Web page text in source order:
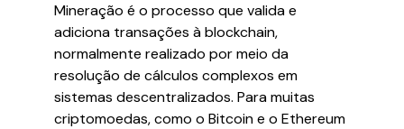
Mineração é o processo que valida e
adiciona transações à blockchain,
normalmente realizado por meio da
resolução de cálculos complexos em
sistemas descentralizados. Para muitas
criptomoedas, como o Bitcoin e o Ethereum